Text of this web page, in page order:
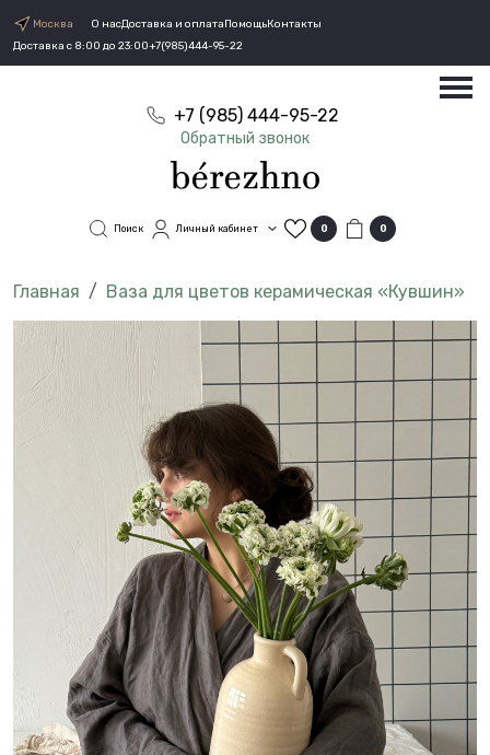
Москва О насДоставка и оплатаПомощьКонтакты
Доставка с 8:00 до 23:00+7(985)444-95-22
+7 (985) 444-95-22
Обратный звонок
Поиск Личный кабинет 0 0
Ваза для цветов керамическая «Кувшин»